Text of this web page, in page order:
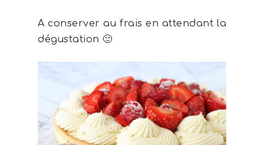
A conserver au frais en attendant la
dégustation 🙂